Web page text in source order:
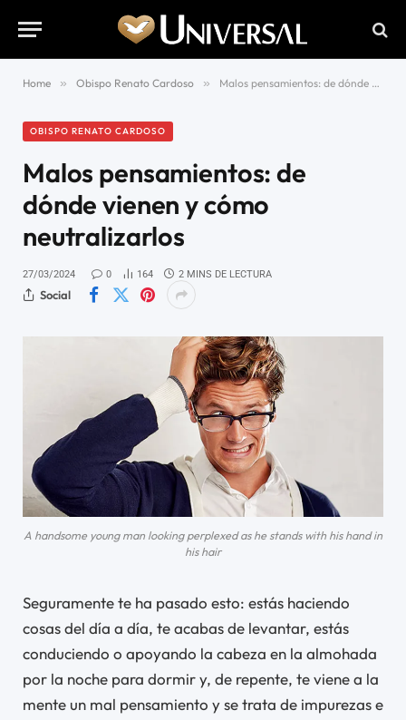
Home » Obispo Renato Cardoso » Malos pensamientos: de dónde vienen y cómo neutralizarlos
OBISPO RENATO CARDOSO
Malos pensamientos: de
dónde vienen y cómo
neutralizarlos
27/03/2024 0 164 2 MINS DE LECTURA
Social
A handsome young man looking perplexed as he stands with his hand in
his hair
Seguramente te ha pasado esto: estás haciendo
cosas del día a día, te acabas de levantar, estás
conduciendo o apoyando la cabeza en la almohada
por la noche para dormir y, de repente, te viene a la
mente un mal pensamiento y se trata de impurezas e